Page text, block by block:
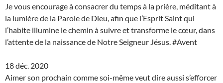
Je vous encourage à consacrer du temps à la prière, méditant à
la lumière de la Parole de Dieu, afin que l’Esprit Saint qui
l’habite illumine le chemin à suivre et transforme le cœur, dans
l’attente de la naissance de Notre Seigneur Jésus. #Avent
18 déc. 2020
Aimer son prochain comme soi-même veut dire aussi s’efforcer